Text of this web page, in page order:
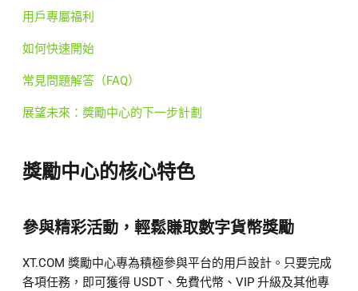
用戶專屬福利
如何快速開始
常見問題解答（FAQ）
展望未來：獎勵中心的下一步計劃
獎勵中心的核心特色
參與精彩活動，輕鬆賺取數字貨幣獎勵
XT.COM 獎勵中心專為積極參與平台的用戶設計。只要完成
各項任務，即可獲得 USDT、免費代幣、VIP 升級及其他專